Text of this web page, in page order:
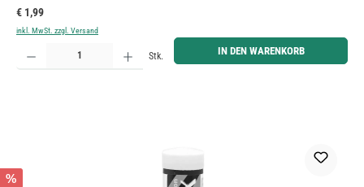
Regulärer Preis:
€ 1,99
inkl. MwSt. zzgl. Versand
Produkt Anzahl: Gib den gewünschten Wert ein oder benutze die Schaltflächen um die Anzahl zu
Stk. IN DEN WARENKORB
%